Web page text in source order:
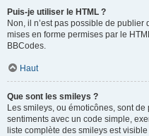
Puis-je utiliser le HTML ?
Non, il n’est pas possible de
mises en forme permises par le
BBCodes.
Haut
Que sont les smileys ?
Les smileys, ou émoticônes, sont
sentiments avec un code simple,
liste complète des smileys est